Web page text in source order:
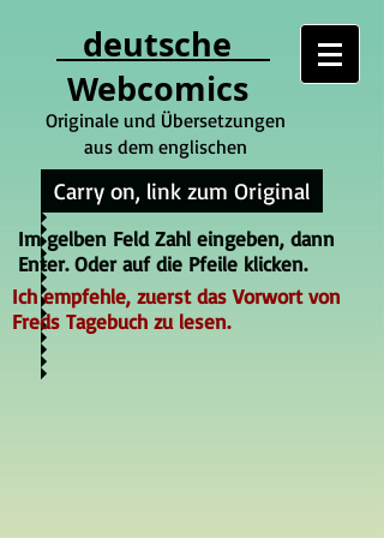
deutsche
Webcomics
Originale und Übersetzungen
aus dem englischen
Carry on, link zum Original
Im gelben Feld Zahl eingeben, dann
Enter. Oder auf die Pfeile klicken.
Ich empfehle, zuerst das Vorwort von
Freds Tagebuch zu lesen.